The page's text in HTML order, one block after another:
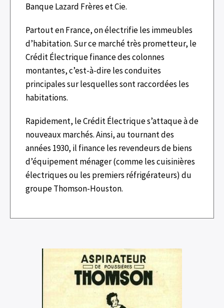
Banque Lazard Frères et Cie.
Partout en France, on électrifie les immeubles
d’habitation. Sur ce marché très prometteur, le
Crédit Électrique finance des colonnes
montantes, c’est-à-dire les conduites
principales sur lesquelles sont raccordées les
habitations.
Rapidement, le Crédit Électrique s’attaque à de
nouveaux marchés. Ainsi, au tournant des
années 1930, il finance les revendeurs de biens
d’équipement ménager (comme les cuisinières
électriques ou les premiers réfrigérateurs) du
groupe Thomson-Houston.